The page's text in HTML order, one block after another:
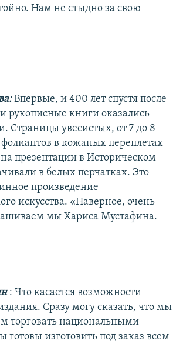
Нам не стыдно за свою
Впервые, и 400 лет спустя после
рукописные книги оказались
Страницы увесистых, от 7 до 8
в кожаных переплетах
презентации в Историческом
в белых перчатках. Это
произведение
искусства. «Наверное, очень
мы Хариса Мустафина.
: Что касается возможности
Сразу могу сказать, что мы
торговать национальными
изготовить под заказ всем